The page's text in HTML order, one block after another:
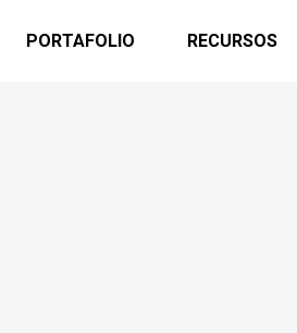
PORTAFOLIO RECURSOS